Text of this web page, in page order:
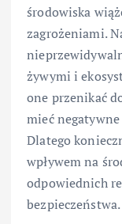
środowiska
zagrożeniami.
żywymi i
one przenikać
mieć
Dlatego
wpływem na
odpowiednich
bezpieczeństwa.